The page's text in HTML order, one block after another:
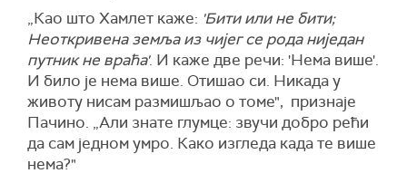
„Као што Хамлет каже: 'Бити или не бити;
Неоткривена земља из чијег се рода ниједан
путник не враћа'. И каже две речи: 'Нема више'.
И било је нема више. Отишао си. Никада у
животу нисам размишљао о томе", признаје
Пачино. „Али знате глумце: звучи добро рећи
да сам једном умро. Како изгледа када те више
нема?"